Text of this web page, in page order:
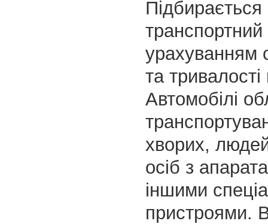
транспортний
урахуванням
та тривалості
Автомобілі
хворих,
осіб з
іншими
пристроями.